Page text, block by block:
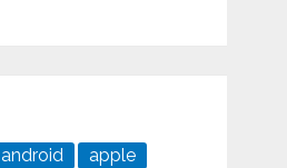
android
apple